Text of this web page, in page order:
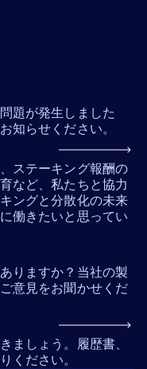
題が発生しました
知らせください。
ステーキング報酬の
など、私たちと協力
ングと分散化の未来
働きたいと思ってい
りますか？当社の製
意見をお聞かせくだ
ましょう。履歴書、
ください。